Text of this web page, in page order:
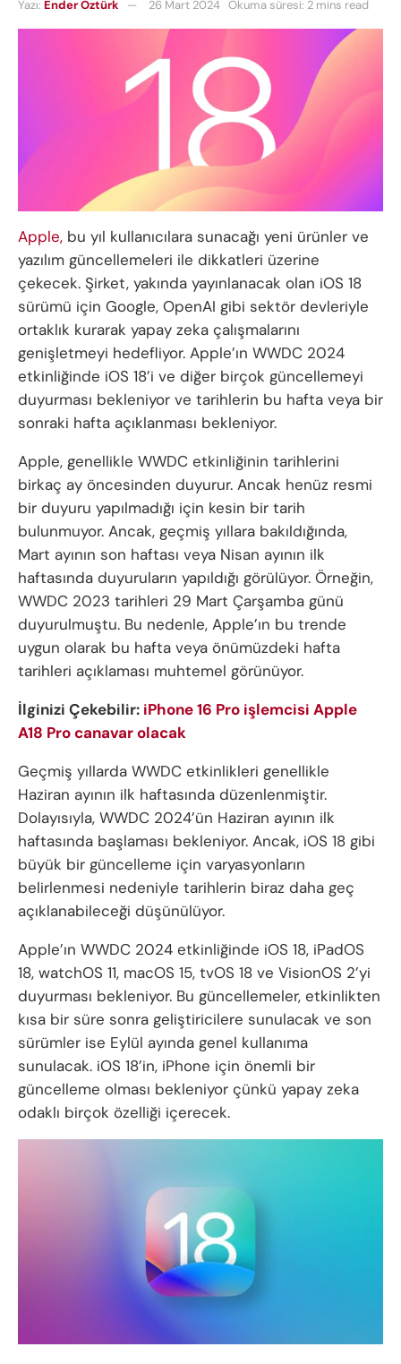
Yazı: Ender Öztürk 26 Mart 2024 Okuma süresi: 2 mins read
Apple, bu yıl kullanıcılara sunacağı yeni ürünler ve
yazılım güncellemeleri ile dikkatleri üzerine
çekecek. Şirket, yakında yayınlanacak olan iOS 18
sürümü için Google, OpenAI gibi sektör devleriyle
ortaklık kurarak yapay zeka çalışmalarını
genişletmeyi hedefliyor. Apple’ın WWDC 2024
etkinliğinde iOS 18’i ve diğer birçok güncellemeyi
duyurması bekleniyor ve tarihlerin bu hafta veya bir
sonraki hafta açıklanması bekleniyor.
Apple, genellikle WWDC etkinliğinin tarihlerini
birkaç ay öncesinden duyurur. Ancak henüz resmi
bir duyuru yapılmadığı için kesin bir tarih
bulunmuyor. Ancak, geçmiş yıllara bakıldığında,
Mart ayının son haftası veya Nisan ayının ilk
haftasında duyuruların yapıldığı görülüyor. Örneğin,
WWDC 2023 tarihleri 29 Mart Çarşamba günü
duyurulmuştu. Bu nedenle, Apple’ın bu trende
uygun olarak bu hafta veya önümüzdeki hafta
tarihleri açıklaması muhtemel görünüyor.
İlginizi Çekebilir: iPhone 16 Pro işlemcisi Apple
A18 Pro canavar olacak
Geçmiş yıllarda WWDC etkinlikleri genellikle
Haziran ayının ilk haftasında düzenlenmiştir.
Dolayısıyla, WWDC 2024’ün Haziran ayının ilk
haftasında başlaması bekleniyor. Ancak, iOS 18 gibi
büyük bir güncelleme için varyasyonların
belirlenmesi nedeniyle tarihlerin biraz daha geç
açıklanabileceği düşünülüyor.
Apple’ın WWDC 2024 etkinliğinde iOS 18, iPadOS
18, watchOS 11, macOS 15, tvOS 18 ve VisionOS 2’yi
duyurması bekleniyor. Bu güncellemeler, etkinlikten
kısa bir süre sonra geliştiricilere sunulacak ve son
sürümler ise Eylül ayında genel kullanıma
sunulacak. iOS 18’in, iPhone için önemli bir
güncelleme olması bekleniyor çünkü yapay zeka
odaklı birçok özelliği içerecek.